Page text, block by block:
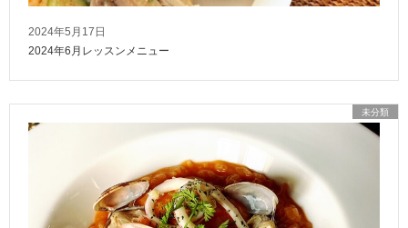
2024年5月17日
2024年6月レッスンメニュー
未分類